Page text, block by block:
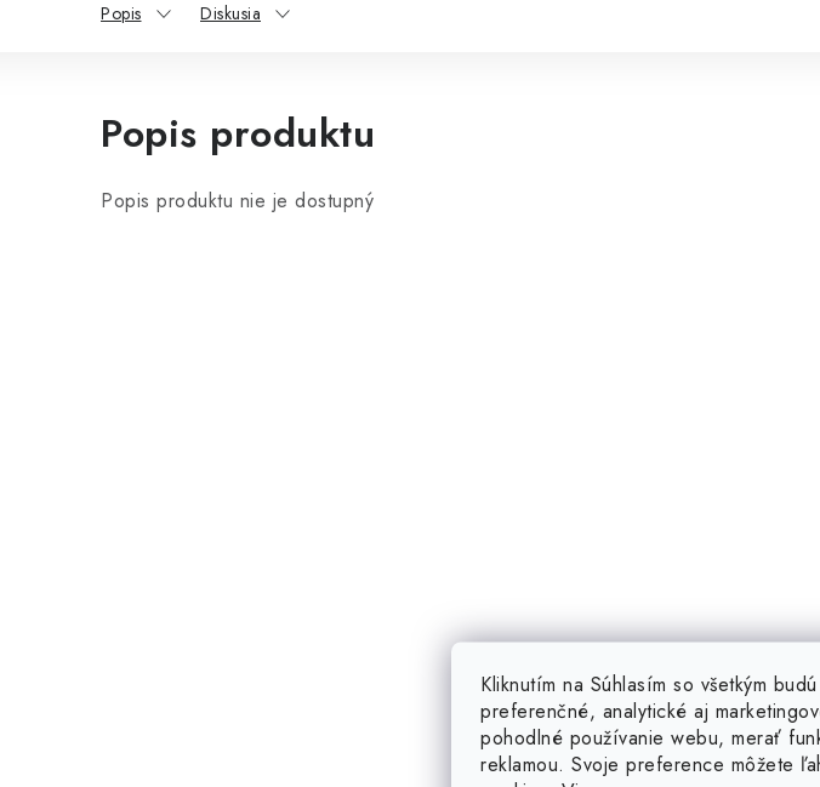
Kliknutím na Súhlasím so všetkým
preferenčné, analytické aj
pohodlné používanie webu, merať
reklamou. Svoje preference môžete
Popis Diskusia
Popis produktu
Popis produktu nie je dostupný